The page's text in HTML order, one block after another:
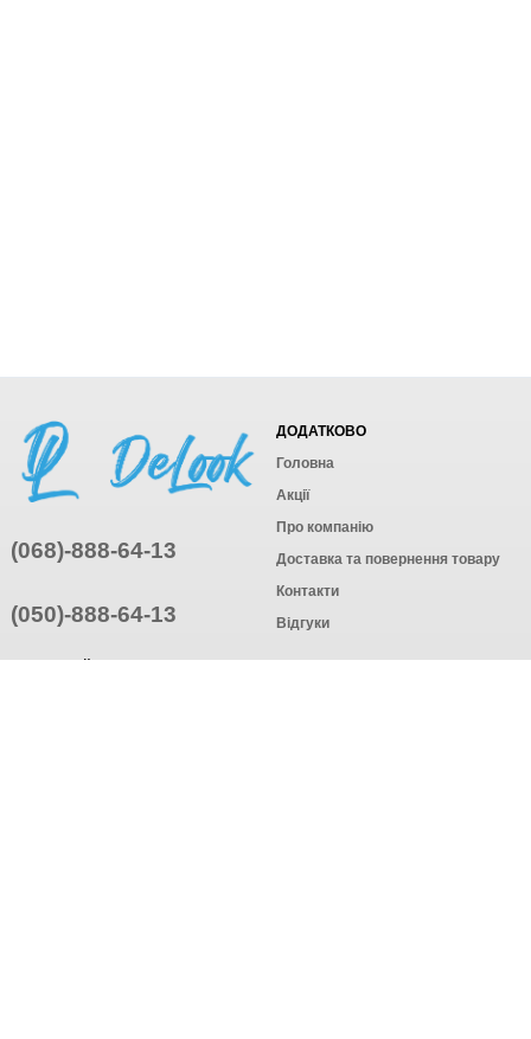
(068)-888-64-13
(050)-888-64-13
ДОДАТКОВО
Головна
Акції
Про компанію
Доставка та повернення товару
Контакти
Відгуки